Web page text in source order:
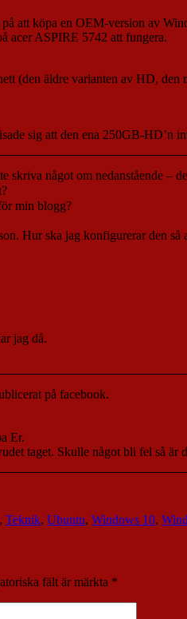
att köpa en OEM-version av
acer ASPIRE 5742 att fungera.
(den äldre varianten av HD,
sig att den ena 250GB-
skriva något om nedanstående –
min blogg?
Hur ska jag konfigurerar den så
jag då.
på facebook.
Er.
taget. Skulle något bli fel så är
, Teknik, Ubuntu, Windows 10,
fält är märkta *